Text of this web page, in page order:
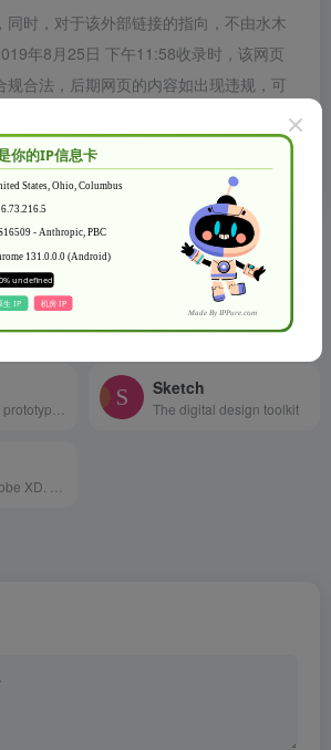
同时，对于该外部链接的指向，不由水木
年8月25日 下午11:58收录时，该网页
规合法，后期网页的内容如出现违规，可
、实用的网络站点资源收集与分享！
Powerful design prototyping tools
figma
Sketch
The digital design toolkit